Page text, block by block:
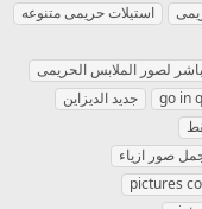
استيلات حريمى متنوعه
لصور الملابس الحريمى
go in
جديد الديزاين
pictures